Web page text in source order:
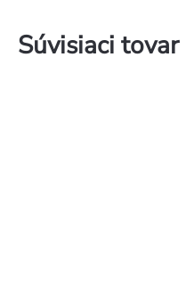
Súvisiaci tovar